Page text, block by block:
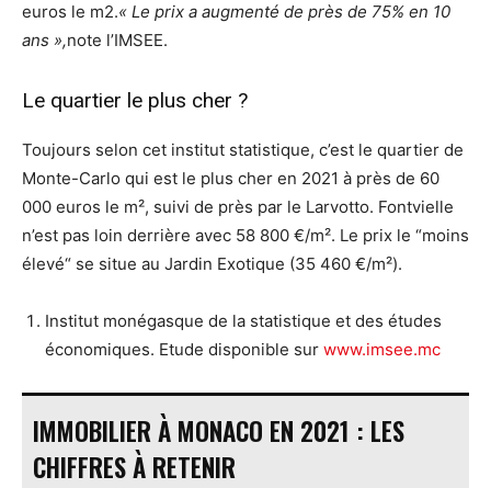
euros le m2.« Le prix a augmenté de près de 75% en 10
ans »,note l’IMSEE.
Le quartier le plus cher ?
Toujours selon cet institut statistique, c’est le quartier de
Monte-Carlo qui est le plus cher en 2021 à près de 60
000 euros le m², suivi de près par le Larvotto. Fontvielle
n’est pas loin derrière avec 58 800 €/m². Le prix le “moins
élevé“ se situe au Jardin Exotique (35 460 €/m²).
Institut monégasque de la statistique et des études
économiques. Etude disponible sur www.imsee.mc
IMMOBILIER À MONACO EN 2021 : LES
CHIFFRES À RETENIR